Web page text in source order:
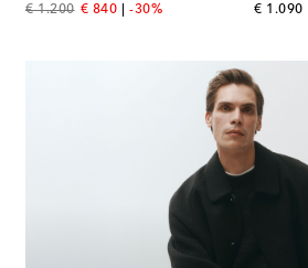
€ 1.200
original price
€ 840
discount price
-30%
€ 1.090
original